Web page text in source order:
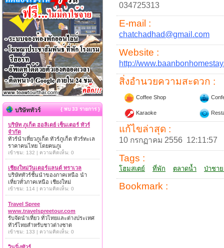
034725313
E-mail :
chatchadhad@gmail.com
Website :
http://
สิ่งอำนวยความสะดวก :
Coffee Shop
Karaoke
แก้ไขล่าสุด :
10 กรกฏาคม 2556 12:11:57
Tags :
โฮมสเตย์ ที่พัก ตลาดน้ำ ป่าชา
Bookmark :
บริษัททัวร์ { พบ 33 รายการ }
บริษัท ภูเก็ต ฮอลิเดย์ เซ็นเตอร์ ทัวร์
จำกัด
ทัวร์นำเที่ยวภูเก็ต ทัวร์ภูเก็ต ทัวร์ทะเล
ราคาคนไทย โดยคนภูเ
เข้าชม: 132 | ความคิดเห็น: 0
เชียงใหม่วันเดอร์แลนด์ ทราเวล
บริษัททัวร์ชั้นนำของภาคเหนือ นำ
เที่ยวทั่วภาคเหนือ เชียงใหม่
เข้าชม: 114 | ความคิดเห็น: 0
Travel Spree
www.travelspreetour.com
รับจัดนำเที่ยว ทั่วไทยและต่างประเทศ
ทัวร์ไทยสำหรับชาวต่างชาต
เข้าชม: 133 | ความคิดเห็น: 0